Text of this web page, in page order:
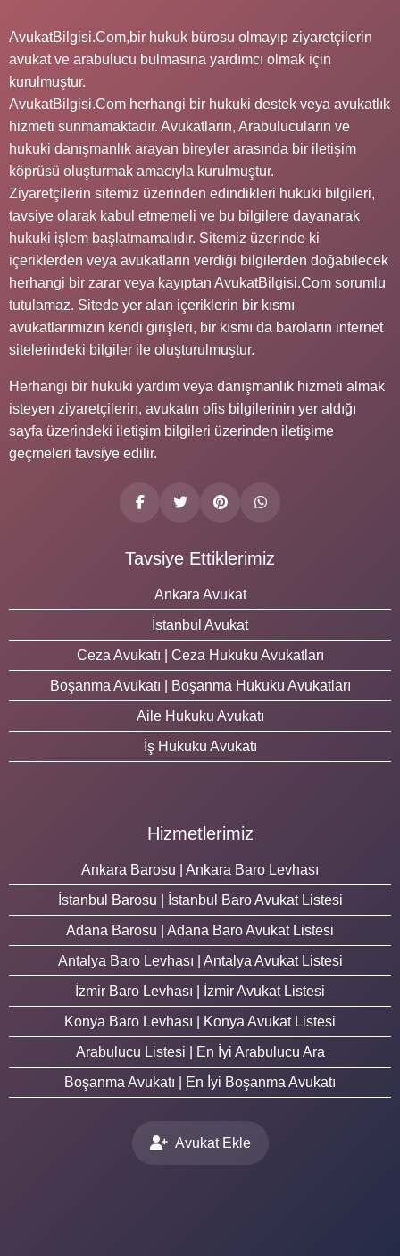
AvukatBilgisi.Com,bir hukuk bürosu olmayıp ziyaretçilerin
avukat ve arabulucu bulmasına yardımcı olmak için
kurulmuştur.
AvukatBilgisi.Com herhangi bir hukuki destek veya avukatlık
hizmeti sunmamaktadır. Avukatların, Arabulucuların ve
hukuki danışmanlık arayan bireyler arasında bir iletişim
köprüsü oluşturmak amacıyla kurulmuştur.
Ziyaretçilerin sitemiz üzerinden edindikleri hukuki bilgileri,
tavsiye olarak kabul etmemeli ve bu bilgilere dayanarak
hukuki işlem başlatmamalıdır. Sitemiz üzerinde ki
içeriklerden veya avukatların verdiği bilgilerden doğabilecek
herhangi bir zarar veya kayıptan AvukatBilgisi.Com sorumlu
tutulamaz. Sitede yer alan içeriklerin bir kısmı
avukatlarımızın kendi girişleri, bir kısmı da baroların internet
sitelerindeki bilgiler ile oluşturulmuştur.
Herhangi bir hukuki yardım veya danışmanlık hizmeti almak
isteyen ziyaretçilerin, avukatın ofis bilgilerinin yer aldığı
sayfa üzerindeki iletişim bilgileri üzerinden iletişime
geçmeleri tavsiye edilir.
Tavsiye Ettiklerimiz
Ankara Avukat
İstanbul Avukat
Ceza Avukatı | Ceza Hukuku Avukatları
Boşanma Avukatı | Boşanma Hukuku Avukatları
Aile Hukuku Avukatı
İş Hukuku Avukatı
Hizmetlerimiz
Ankara Barosu | Ankara Baro Levhası
İstanbul Barosu | İstanbul Baro Avukat Listesi
Adana Barosu | Adana Baro Avukat Listesi
Antalya Baro Levhası | Antalya Avukat Listesi
İzmir Baro Levhası | İzmir Avukat Listesi
Konya Baro Levhası | Konya Avukat Listesi
Arabulucu Listesi | En İyi Arabulucu Ara
Boşanma Avukatı | En İyi Boşanma Avukatı
Avukat Ekle